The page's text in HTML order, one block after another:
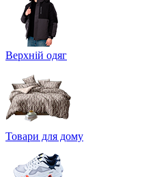
Верхній одяг
Товари для дому